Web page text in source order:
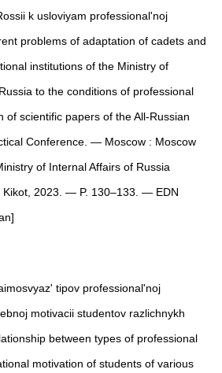
k usloviyam professional'noj
problems of adaptation of cadets and
institutions of the Ministry of
to the conditions of professional
of scientific papers of the All-Russian
Conference. — Moscow : Moscow
of Internal Affairs of Russia
Kikot, 2023. — P. 130–133. — EDN
tipov professional'noj
motivacii studentov razlichnykh
between types of professional
motivation of students of various